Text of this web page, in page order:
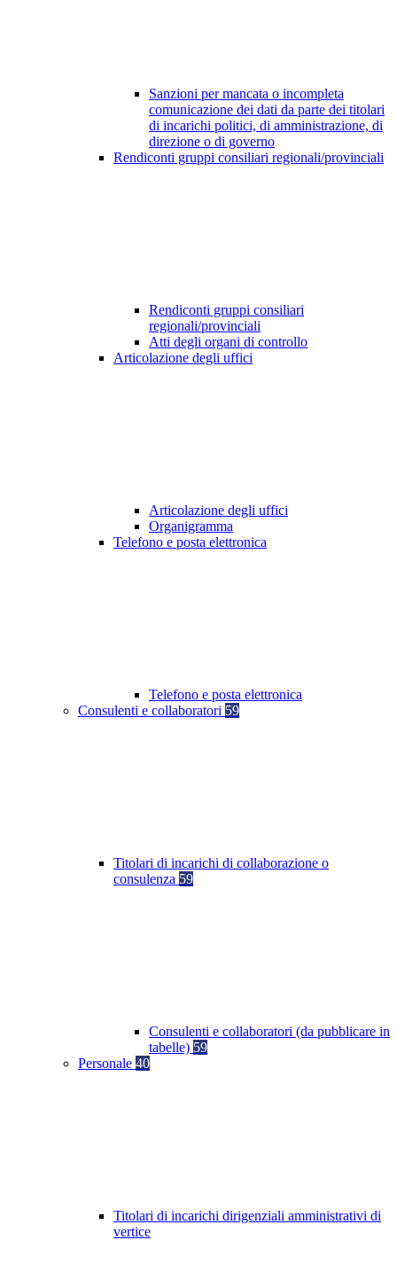
Sanzioni per mancata o incompleta
comunicazione dei dati da parte dei titolari
di incarichi politici, di amministrazione, di
direzione o di governo
Rendiconti gruppi consiliari regionali/provinciali
Rendiconti gruppi consiliari
regionali/provinciali
Atti degli organi di controllo
Articolazione degli uffici
Articolazione degli uffici
Organigramma
Telefono e posta elettronica
Telefono e posta elettronica
Consulenti e collaboratori 59
Titolari di incarichi di collaborazione o
consulenza 59
Consulenti e collaboratori (da pubblicare in
tabelle) 59
Personale 40
Titolari di incarichi dirigenziali amministrativi di
vertice